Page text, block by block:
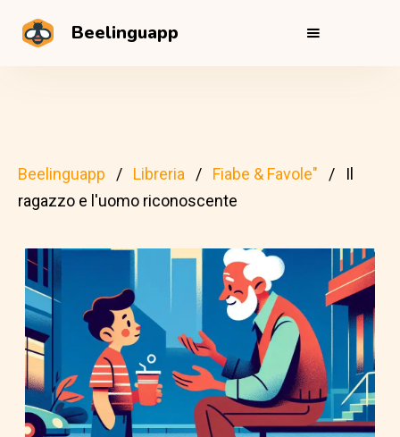
Beelinguapp
Beelinguapp Libreria Fiabe & Favole"
Il
ragazzo e l'uomo riconoscente